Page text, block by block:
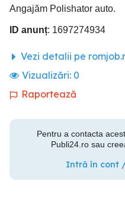
Angajăm Polishator auto.
ID anunț: 1697274934
Vezi detalii pe
Vizualizări: 0
Raportează
Pentru a contacta
Publi24.ro sau
Intră în cont